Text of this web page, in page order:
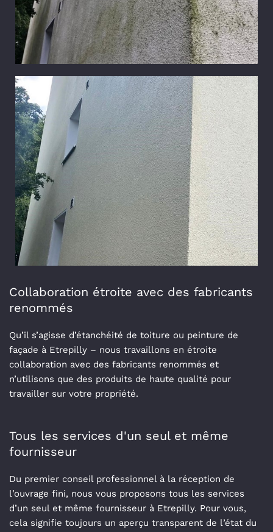
Collaboration étroite avec des fabricants
renommés
Qu’il s’agisse d’étanchéité de toiture ou peinture de
façade à Etrepilly – nous travaillons en étroite
collaboration avec des fabricants renommés et
n’utilisons que des produits de haute qualité pour
travailler sur votre propriété.
Tous les services d'un seul et même
fournisseur
Du premier conseil professionnel à la réception de
l’ouvrage fini, nous vous proposons tous les services
d’un seul et même fournisseur à Etrepilly. Pour vous,
cela signifie toujours un aperçu transparent de l’état du